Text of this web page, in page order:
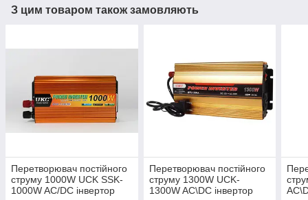
З цим товаром також замовляють
Перетворювач постійного
струму 1000W UCK SSK-
1000W AC/DC інвертор
Перетворювач постійного
струму 1300W UCK-
1300W AC\DC інвертор